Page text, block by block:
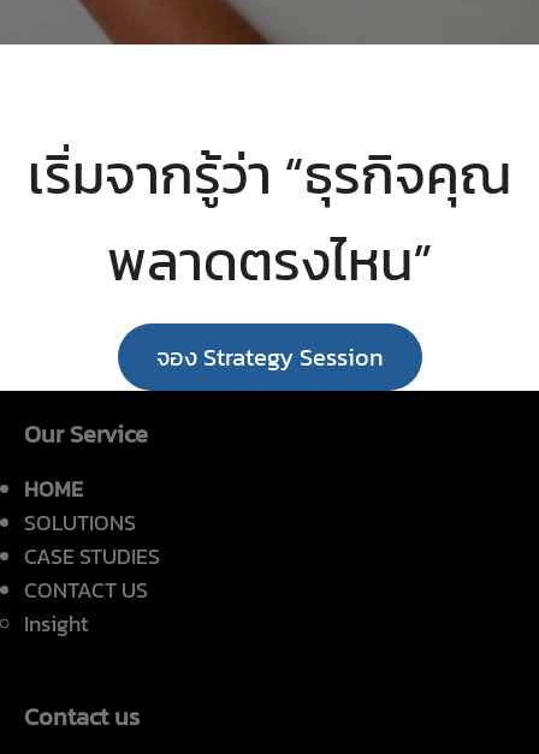
เริ่มจากรู้ว่า “ธุรกิจคุณ
พลาดตรงไหน”
จอง Strategy Session
Our Service
HOME
SOLUTIONS
CASE STUDIES
CONTACT US
Insight
Contact us